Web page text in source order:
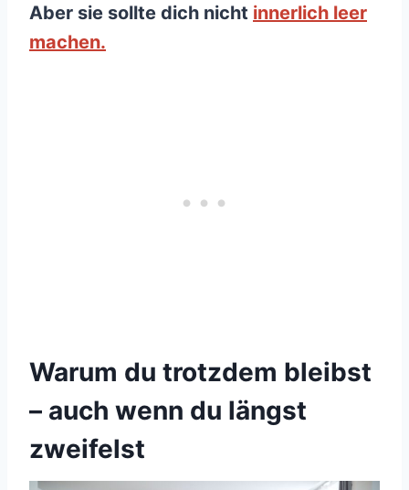
Aber sie sollte dich nicht innerlich leer
machen.
Warum du trotzdem bleibst
– auch wenn du längst
zweifelst